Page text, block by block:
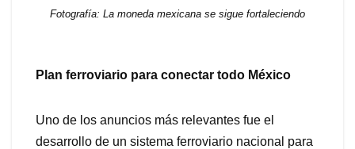
Fotografía: La moneda mexicana se sigue fortaleciendo
Plan ferroviario para conectar todo México
Uno de los anuncios más relevantes fue el
desarrollo de un sistema ferroviario nacional para